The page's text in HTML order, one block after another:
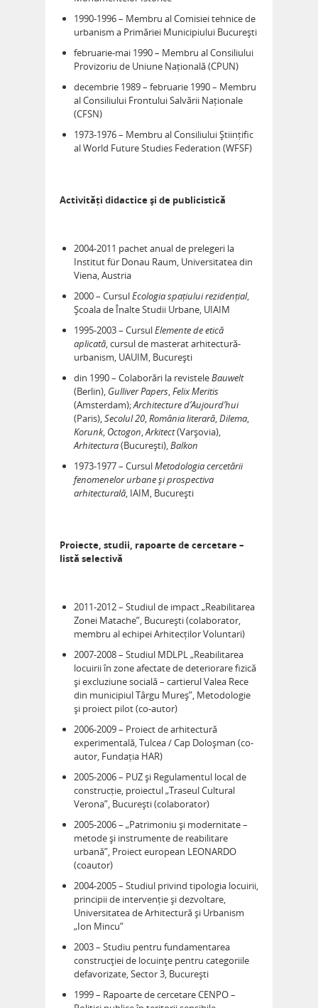
1990-1996 – Membru al Comisiei tehnice de
urbanism a Primăriei Municipiului București
februarie-mai 1990 – Membru al Consiliului
Provizoriu de Uniune Națională (CPUN)
decembrie 1989 – februarie 1990 – Membru
al Consiliului Frontului Salvării Naționale
(CFSN)
1973-1976 – Membru al Consiliului Științific
al World Future Studies Federation (WFSF)
Activități didactice și de publicistică
2004-2011 pachet anual de prelegeri la
Institut für Donau Raum, Universitatea din
Viena, Austria
2000 – CursulEcologia spațiului rezidențial,
Școala de Înalte Studii Urbane, UIAIM
1995-2003 – CursulElemente de etică
aplicată, cursul de masterat arhitectură-
urbanism, UAUIM, București
din 1990 – Colaborări la revisteleBauwelt
(Berlin), Gulliver Papers,Felix Meritis
(Amsterdam);Architecture d’Aujourd’hui
(Paris),Secolul 20,România literară,Dilema,
Korunk, Octogon,Arkitect(Varșovia),
Arhitectura(București),Balkon
1973-1977 – CursulMetodologia cercetării
fenomenelor urbane și prospectiva
arhitecturală, IAIM, București
Proiecte, studii, rapoarte de cercetare –
listă selectivă
2011-2012 – Studiul de impact „Reabilitarea
Zonei Matache”, București (colaborator,
membru al echipei Arhitecților Voluntari)
2007-2008 – Studiul MDLPL „Reabilitarea
locuirii în zone afectate de deteriorare fizică
și excluziune socială – cartierul Valea Rece
din municipiul Târgu Mureș”, Metodologie
și proiect pilot (co-autor)
2006-2009 – Proiect de arhitectură
experimentală, Tulcea / Cap Doloșman (co-
autor, Fundația HAR)
2005-2006 – PUZ și Regulamentul local de
construcție, proiectul „Traseul Cultural
Verona”, București (colaborator)
2005-2006 – „Patrimoniu și modernitate –
metode și instrumente de reabilitare
urbană”, Proiect european LEONARDO
(coautor)
2004-2005 – Studiul privind tipologia locuirii,
principii de intervenție și dezvoltare,
Universitatea de Arhitectură și Urbanism
„Ion Mincu”
2003 – Studiu pentru fundamentarea
construcţiei de locuinţe pentru categoriile
defavorizate, Sector 3, București
1999 – Rapoarte de cercetare CENPO –